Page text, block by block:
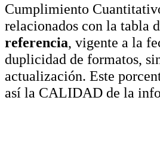
Cumplimiento
relacionados con la tabla
referencia, vigente a la
duplicidad de formatos,
actualización. Este
así la CALIDAD de la